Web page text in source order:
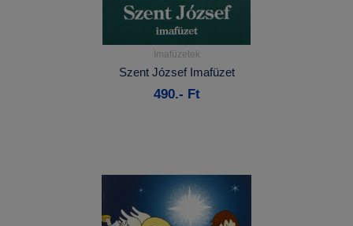
Kosárba
Imafüzetek
Szent József Imafüzet
490.- Ft